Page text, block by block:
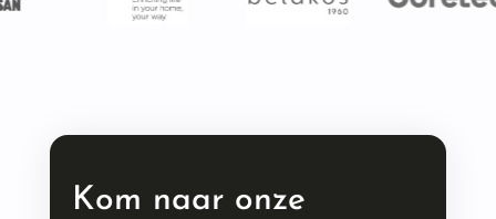
Kom naar onze